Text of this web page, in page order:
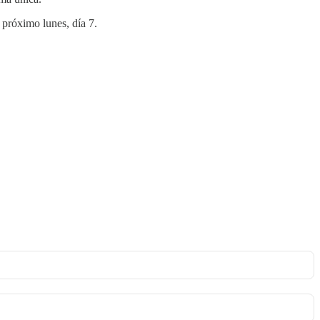
próximo lunes, día 7.